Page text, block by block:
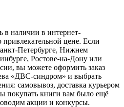
наличии в интернет-
цене. Если
Петербурге, Нижнем
Ростове-на-Дону или
вы можете оформить заказ
«ДВС-синдром» и выбрать
самовывоз, доставка курьером
покупать книги вам было ещё
акции и конкурсы.